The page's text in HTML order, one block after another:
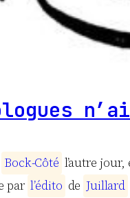
Bock-Côté l’autre
par l’édito de Juillard